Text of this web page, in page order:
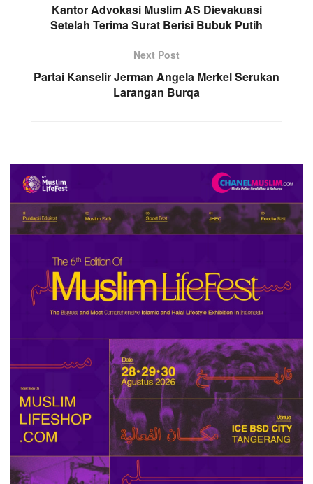
Kantor Advokasi Muslim AS Dievakuasi
Setelah Terima Surat Berisi Bubuk Putih
Next Post
Partai Kanselir Jerman Angela Merkel Serukan
Larangan Burqa